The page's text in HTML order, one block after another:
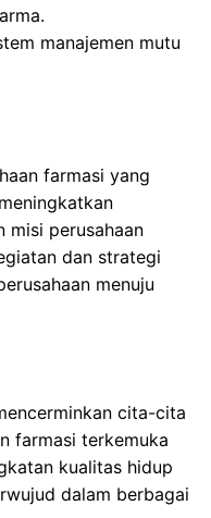
manajemen mutu
farmasi yang
misi perusahaan
dan strategi
menuju
cita-cita
farmasi terkemuka
kualitas hidup
dalam berbagai